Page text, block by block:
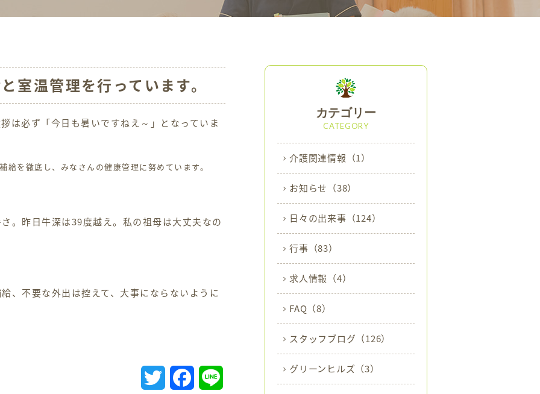
室温管理を行っています。
は必ず「今日も暑いですねえ～」となっていま
給を徹底し、みなさんの健康管理に努めています。
。昨日牛深は39度越え。私の祖母は大丈夫なの
、不要な外出は控えて、大事にならないように
カテゴリー
CATEGORY
介護関連情報 （1）
お知らせ （38）
日々の出来事 （124）
行事 （83）
求人情報 （4）
FAQ （8）
スタッフブログ （126）
グリーンヒルズ （3）